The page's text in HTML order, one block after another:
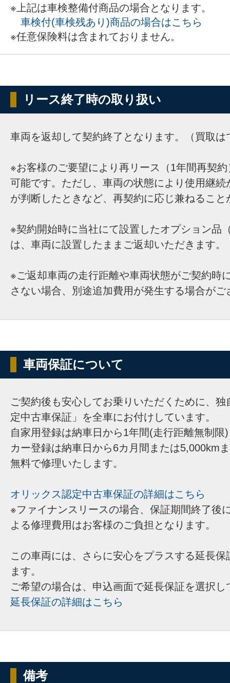
※上記は車検整備付商品の場合となります。
車検付(車検残あり)商品の場合はこちら
※任意保険料は含まれておりません。
リース終了時の取り扱い
車両を返却して契約終了となります。（買取は
※お客様のご要望により再リース（1年間再契
可能です。ただし、車両の状態により使用継続
が判断したときなど、再契約に応じ兼ねること
※契約開始時に当社にて設置したオプション品
は、車両に設置したままご返却いただきます。
※ご返却車両の走行距離や車両状態がご契約時
さない場合、別途追加費用が発生する場合がご
車両保証について
ご契約後も安心してお乗りいただくために、
定中古車保証」を全車にお付けしています。
自家用登録は納車日から1年間(走行距離無制限
カー登録は納車日から6カ月間または5,000km
無料で修理いたします。
オリックス認定中古車保証の詳細はこちら
※ファイナンスリースの場合、保証期間終了後
よる修理費用はお客様のご負担となります。
この車両には、さらに安心をプラスする延長
ます。
ご希望の場合は、申込画面で延長保証を選択し
延長保証の詳細はこちら
備考